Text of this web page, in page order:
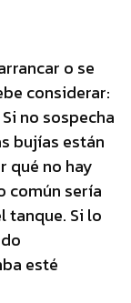
o se
considerar:
no sospecha
bujías están
qué no hay
común sería
tanque. Si lo
esté